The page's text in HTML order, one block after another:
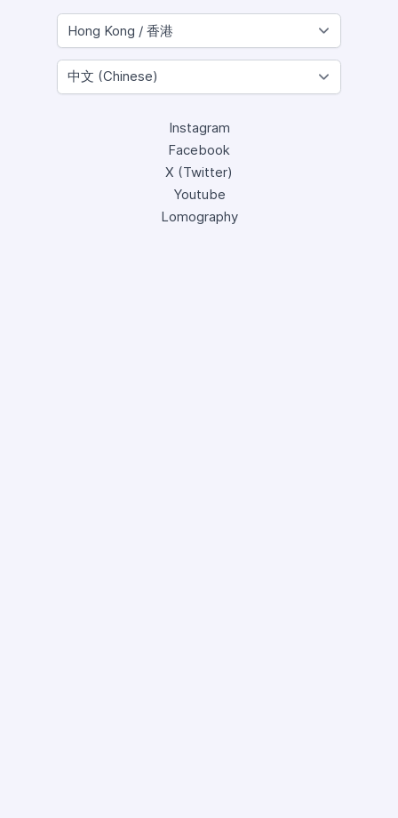
Instagram
Facebook
X (Twitter)
Youtube
Lomography